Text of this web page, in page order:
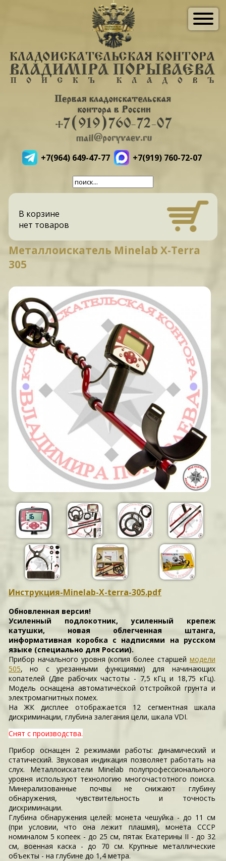
+7(964) 649-47-77 +7(919) 760-72-07
В корзине
нет товаров
Металлоискатель Minelab X-Terra
305
Инструкция-Minelab-X-terra-305.pdf
Обновленная версия!
Усиленный подлокотник, усиленный крепеж
катушки, новая облегченная штанга,
информативная коробка с надписями на русском
языке (специально для России).
Прибор начального уровня (копия более старшей модели
505, но с урезанными функциями) для начинающих
копателей (Две рабочих частоты - 7,5 кГц и 18,75 кГц).
Модель оснащена автоматической отстройкой грунта и
электромагнитных помех.
На ЖК дисплее отображается 12 сегментная шкала
дискриминации, глубина залегания цели, шкала VDI.
Снят с производства.
Прибор оснащен 2 режимами работы: динамический и
статический. Звуковая индикация позволяет работать на
слух. Металлоискатели Minelab полупрофессионального
уровня используют технологию многочастотного поиска.
Минерализованные почвы не снижают глубину
обнаружения, чувствительность и точность
дискриминации.
Глубина обнаружения целей: монета чешуйка - до 11 см
(при условии, что она лежит плашмя), монета СССР
номиналом 5 копеек - до 25 см, пятак Екатерины II - до 32
см, военная каска - до 70 см. Крупные металлические
объекты - на глубине до 1,4 метра.